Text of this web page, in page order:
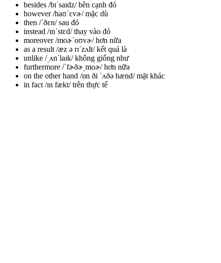
besides /bɪˈsaɪdz/bên cạnh đó
however /haʊˈɛvɚ/mặc dù
then /ˈðɛn/sau đó
instead /ɪnˈstɛd/thay vào đó
moreover /moɚˈoʊvɚ/hơn nữa
as a result /æz ə rɪˈzʌlt/kết quả là
unlike /ˌʌnˈlaɪk/không giống như
furthermore /ˈfɚðɚˌmoɚ/hơn nữa
on the other hand /ɒn ði ˈʌðə hænd/mặt khác
in fact /ɪn fækt/trên thực tế